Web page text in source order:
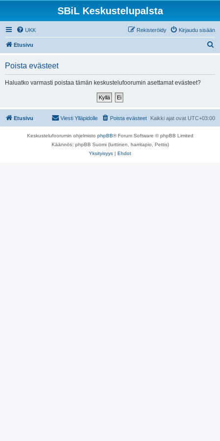
SBiL Keskustelupalsta
UKK Kirjaudu sisään
Rekisteröidy
Etusivu
Poista evästeet
Haluatko varmasti poistaa tämän keskustelufoorumin asettamat evästeet?
Etusivu Kaikki ajat ovat UTC+03:00
Poista evästeet
Viesti Ylläpidolle
Keskustelufoorumin ohjelmisto phpBB® Forum Software © phpBB Limited
Käännös: phpBB Suomi (lurttinen, harritapio, Pettis)
Yksityisyys | Ehdot